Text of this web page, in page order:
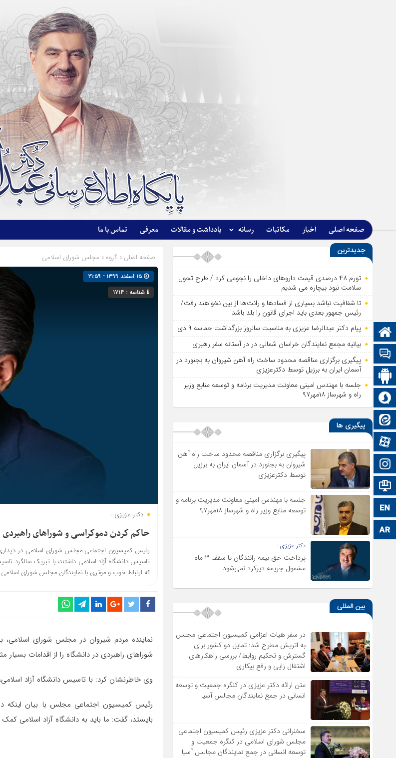
صفحه اصلی اخبار مکاتبات رسانه یادداشت و مقالات معرفی تماس با ما
صفحه نخست
اپلیکیشن سایت
سروش
ایتا
آپارات
اینستاگرام
اطلاعات سایت
زبان انگلیسی
زبان عربی
صفحه اصلی » گروه » مجلس شورای اسلامی
شناسه : ۱۷۱۴
دکتر عزیزی :
حاکم کردن دموکراسی و شوراهای راهبردی
رئیس کمیسیون اجتماعی مجلس شورای اسلامی در دیداری
تاسیس دانشگاه آزاد اسلامی داشتند، با تبریک سالگرد
که ارتباط خوب و موثری با نمایندگان مجلس شورای اسلامی
نماینده مردم شیروان در مجلس شورای
شوراهای راهبردی در دانشگاه را از اقدامات
وی خاطرنشان کرد: با تاسیس دانشگاه آزاد
رئیس کمیسیون اجتماعی مجلس با بیان اینکه
بایستد، گفت: ما باید به دانشگاه آزاد اسلامی
جدیدترین
تورم ۴۸ درصدی قیمت داروهای داخلی را نجومی کرد / طرح تحول
سلامت نبود بیچاره می شدیم
تا شفافیت نباشد بسیاری از فساد‌ها و رانت‌ها از بین نخواهند رفت/
رئیس جمهور بعدی باید اجرای قانون را بلد باشد
پیام دکتر عبدالرضا عزیزی به مناسبت سالروز بزرگداشت حماسه ۹ دی
بیانیه مجمع نمایندگان خراسان شمالی در در آستانه سفر رهبری
پیگیری برگزاری مناقصه محدود ساخت راه آهن شیروان به بجنورد در
آسمان ایران به برزیل توسط دکترعزیزی
جلسه با مهندس امینی معاونت مدیریت برنامه و توسعه منابع وزیر
راه و شهرساز ۱۸مهر۹۷
پیگیری ها
پیگیری برگزاری مناقصه محدود ساخت راه آهن
شیروان به بجنورد در آسمان ایران به برزیل
توسط دکترعزیزی
جلسه با مهندس امینی معاونت مدیریت برنامه و
توسعه منابع وزیر راه و شهرساز ۱۸مهر۹۷
دکتر عزیزی :
پرداخت حق بیمه رانندگان تا سقف ۳ ماه
مشمول جریمه دیرکرد نمی‌شود
بین المللی
در سفر هیات اعزامی کمیسیون اجتماعی مجلس
به اتریش مطرح شد: تمایل دو کشور برای
گسترش و تحکیم روابط/ بررسی راهکارهای
اشتغال زایی و رفع بیکاری
متن ارائه دکتر عزیزى در کنگره جمعیت و توسعه
انسانى در جمع نمایندگان مجالس آسیا
سخنرانى دکتر عزیزى رئیس کمیسیون اجتماعى
مجلس شوراى اسلامى در کنگره جمعیت و
توسعه انسانى در جمع نمایندگان مجالس آسیا